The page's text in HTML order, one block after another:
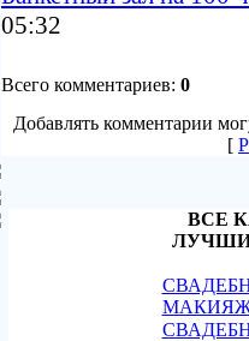
05:32
Всего комментариев: 0
Добавлять комментарии
[
ВСЕ